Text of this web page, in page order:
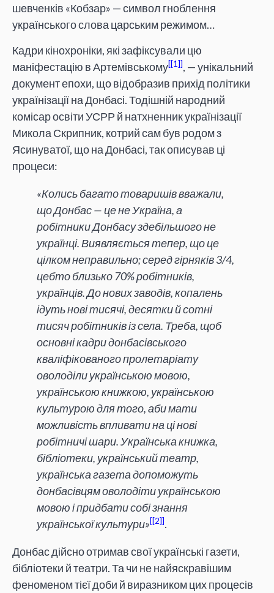
шевченків «Кобзар» — символ гноблення
українського слова царським режимом…
Кадри кінохроніки, які зафіксували цю
маніфестацію в Артемівському [1] , — унікальний
документ епохи, що відобразив прихід політики
українізації на Донбасі. Тодішній народний
комісар освіти УСРР й натхненник українізації
Микола Скрипник, котрий сам був родом з
Ясинуватої, що на Донбасі, так описував ці
процеси:
«Колись багато товаришів вважали,
що Донбас — це не Україна, а
робітники Донбасу здебільшого не
українці. Виявляється тепер, що це
цілком неправильно; серед гірняків 3/4,
цебто близько 70% робітників,
українців. До нових заводів, копалень
ідуть нові тисячі, десятки й сотні
тисяч робітників із села. Треба, щоб
основні кадри донбасівського
кваліфікованого пролетаріату
оволоділи українською мовою,
українською книжкою, українською
культурою для того, аби мати
можливість впливати на ці нові
робітничі шари. Українська книжка,
бібліотеки, український театр,
українська газета допоможуть
донбасівцям оволодіти українською
мовою і придбати собі знання
української культури» [2] .
Донбас дійсно отримав свої українські газети,
бібліотеки й театри. Та чи не найяскравішим
феноменом тієї доби й виразником цих процесів